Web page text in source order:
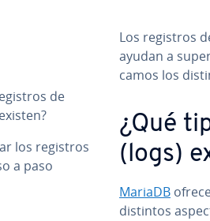
de
los registros
a paso
Los registros
ayudan a
ca­mos los
¿Qué
(logs)
MariaDB
distintos